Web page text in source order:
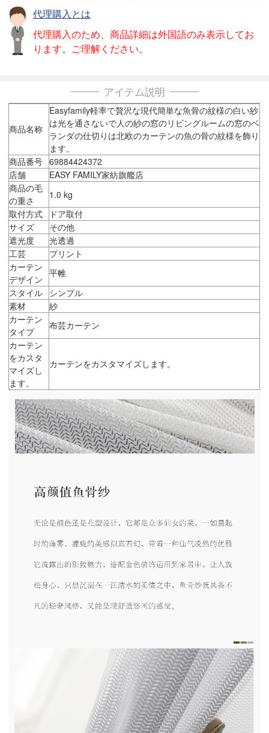
代理購入とは
代理購入のため、商品詳細は外国語のみ表示してお
ります。ご理解ください。
アイテム説明
商品名称
Easyfamily軽率で贅沢な現代簡単な魚骨の紋様の白い紗
は光を通さないで人の紗の窓のリビングルームの窓のベ
ランダの仕切りは北欧のカーテンの魚の骨の紋様を飾り
ます。
商品番号 69884424372
店舗
EASY FAMILY家紡旗艦店
商品の毛
の重さ
1.0 kg
取付方式
ドア取付
サイズ
その他
遮光度
光透過
工芸
プリント
カーテン
デザイン
平帷
スタイル シンプル
素材
紗
カーテン
タイプ
布芸カーテン
カーテン
をカスタ
マイズし
ます。
カーテンをカスタマイズします。